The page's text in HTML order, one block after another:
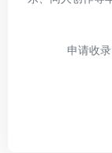
申请收录